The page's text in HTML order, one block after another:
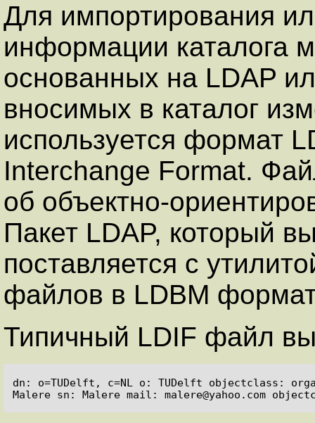
Для импортирования
информации каталога
основанных на LDAP
вносимых в каталог
используется формат
Interchange Format.
об объектно-
Пакет LDAP, который
поставляется с
файлов в LDBM
Типичный LDIF файл
dn: o=TUDelft, c=NL o: TUDelft objectclass: